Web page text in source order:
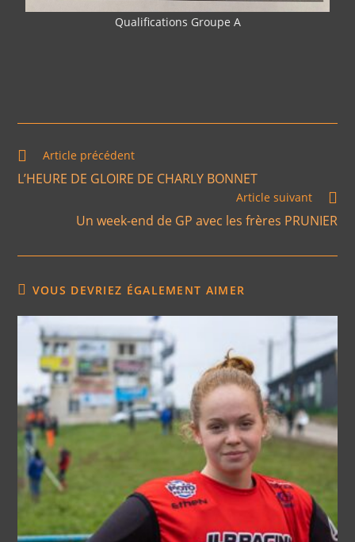
Qualifications Groupe A
Article précédent
L’HEURE DE GLOIRE DE CHARLY BONNET
Article suivant
Un week-end de GP avec les frères PRUNIER
VOUS DEVRIEZ ÉGALEMENT AIMER